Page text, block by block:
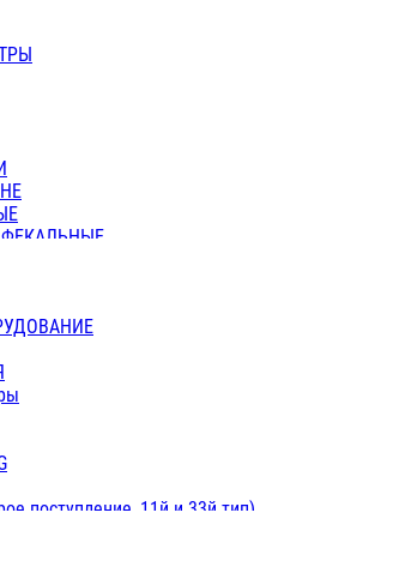
/ СОЕДИНИТЕЛЬНЫЕ
РЕЗЬБОЙ
ДВУХСЛ.
поступление, 11й и 33й тип)